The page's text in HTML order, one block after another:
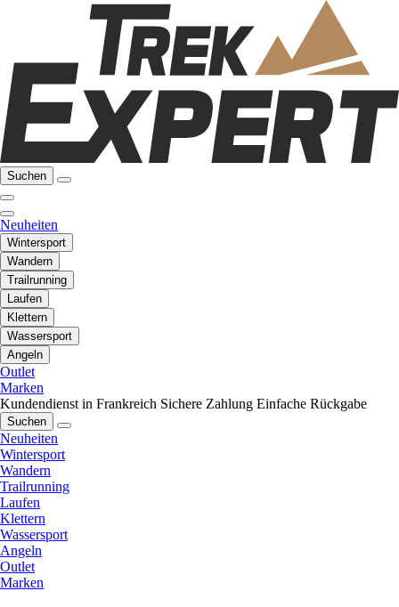
Suchen
Neuheiten
Wintersport
Wandern
Trailrunning
Laufen
Klettern
Wassersport
Angeln
Outlet
Marken
Kundendienst in Frankreich Sichere Zahlung Einfache Rückgabe
Suchen
Neuheiten
Wintersport
Wandern
Trailrunning
Laufen
Klettern
Wassersport
Angeln
Outlet
Marken